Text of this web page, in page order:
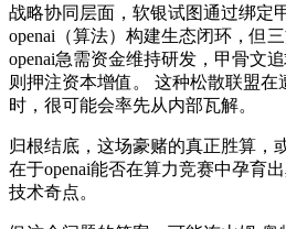
战略协同层面，软银试图通过绑定
openai（算法）构建生态闭环，但
openai急需资金维持研发，甲骨文
则押注资本增值。 这种松散联盟
时，很可能会率先从内部瓦解。
归根结底，这场豪赌的真正胜算，
在于openai能否在算力竞赛中孕育
技术奇点。